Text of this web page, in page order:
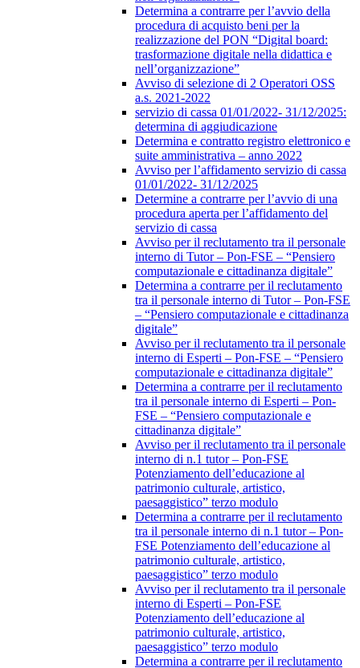
Determina a contrarre per l’avvio della
procedura di acquisto beni per la
realizzazione del PON “Digital board:
trasformazione digitale nella didattica e
nell’organizzazione”
Avviso di selezione di 2 Operatori OSS
a.s. 2021-2022
servizio di cassa 01/01/2022- 31/12/2025:
determina di aggiudicazione
Determina e contratto registro elettronico e
suite amministrativa – anno 2022
Avviso per l’affidamento servizio di cassa
01/01/2022- 31/12/2025
Determine a contrarre per l’avvio di una
procedura aperta per l’affidamento del
servizio di cassa
Avviso per il reclutamento tra il personale
interno di Tutor – Pon-FSE – “Pensiero
computazionale e cittadinanza digitale”
Determina a contrarre per il reclutamento
tra il personale interno di Tutor – Pon-FSE
– “Pensiero computazionale e cittadinanza
digitale”
Avviso per il reclutamento tra il personale
interno di Esperti – Pon-FSE – “Pensiero
computazionale e cittadinanza digitale”
Determina a contrarre per il reclutamento
tra il personale interno di Esperti – Pon-
FSE – “Pensiero computazionale e
cittadinanza digitale”
Avviso per il reclutamento tra il personale
interno di n.1 tutor – Pon-FSE
Potenziamento dell’educazione al
patrimonio culturale, artistico,
paesaggistico” terzo modulo
Determina a contrarre per il reclutamento
tra il personale interno di n.1 tutor – Pon-
FSE Potenziamento dell’educazione al
patrimonio culturale, artistico,
paesaggistico” terzo modulo
Avviso per il reclutamento tra il personale
interno di Esperti – Pon-FSE
Potenziamento dell’educazione al
patrimonio culturale, artistico,
paesaggistico” terzo modulo
Determina a contrarre per il reclutamento